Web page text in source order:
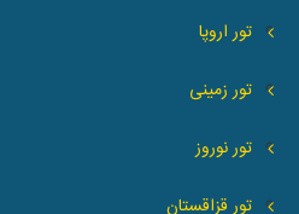
تور اروپا
تور زمینی
تور نوروز
تور قزاقستان